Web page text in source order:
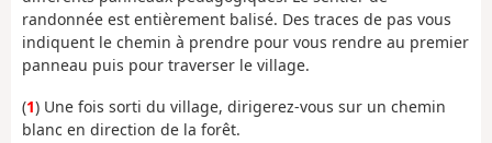
randonnée est entièrement balisé. Des traces de pas vous
indiquent le chemin à prendre pour vous rendre au premier
panneau puis pour traverser le village.
(1) Une fois sorti du village, dirigerez-vous sur un chemin
blanc en direction de la forêt.